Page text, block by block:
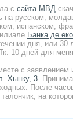
c сайта МВД
на русском,
испанском,
Банка де
дня, или 30
10 дней для
с заявлением
Хынку, 3.
После
на